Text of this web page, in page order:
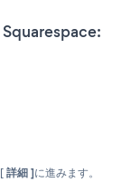
詳細]に進みます。